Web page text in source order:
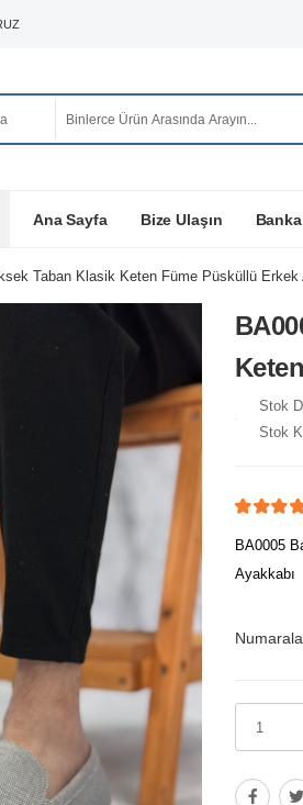
Ana Sayfa Bize Ulaşın
Taban Klasik Keten Füme Püsküllü Erkek
Stok
Stok
BA0005
Ayakkabı